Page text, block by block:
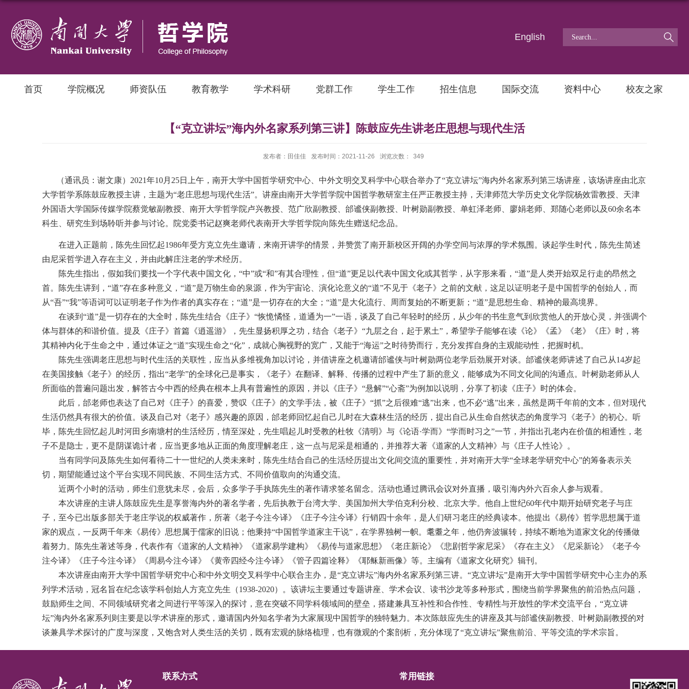
English
首页 学院概况 师资队伍 教育教学 学术科研 党群工作 学生工作 招生信息 国际交流 资料中心 校友之家
【“克立讲坛”海内外名家系列第三讲】陈鼓应先生讲老庄思想与现代生活
发布者：田佳佳 发布时间：2021-11-26 浏览次数： 349
（通讯员：谢文康） 2021年10月 25日上午，南开大学中国哲学研究中心、中外文明交叉科学中心联合举办了“克立讲坛”海内外名家系列第三场讲座，该场讲座由北京
大学哲学系陈鼓应教授主讲，主题为“老庄思想与现代生活”。讲座由南开大学哲学院中国哲学教研室主任严正教授主持，天津师范大学历史文化学院杨效雷教授、天津
外国语大学国际传媒学院蔡觉敏副教授、南开大学哲学院卢兴教授、范广欣副教授、邰谧侠副教授、叶树勋副教授、单虹泽老师、廖娟老师、郑随心老师以及60余名本
科生、研究生到场聆听并参与讨论。院党委书记赵爽老师代表南开大学哲学院向陈先生赠送纪念品。
在进入正题前，陈先生回忆起1986年受方克立先生邀请，来南开讲学的情景，并赞赏了南开新校区开阔的办学空间与浓厚的学术氛围。谈起学生时代，陈先生简述
由尼采哲学进入存在主义，并由此解庄注老的学术经历。
陈先生指出，假如我们要找一个字代表中国文化，“中”或“和”有其合理性，但“道”更足以代表中国文化或其哲学，从字形来看，“道”是人类开始双足行走的昂然之
首。陈先生讲到，“道”存在多种意义，“道”是万物生命的泉源，作为宇宙论、演化论意义的“道”不见于《老子》之前的文献，这足以证明老子是中国哲学的创始人，而
从“吾”“我”等语词可以证明老子作为作者的真实存在；“道”是一切存在的大全；“道”是大化流行、周而复始的不断更新；“道”是思想生命、精神的最高境界。
在谈到“道”是一切存在的大全时，陈先生结合《庄子》“恢恑憰怪，道通为一”一语，谈及了自己年轻时的经历，从少年的书生意气到欣赏他人的开放心灵，并强调个
体与群体的和谐价值。提及《庄子》首篇《逍遥游》，先生显扬积厚之功，结合《老子》“九层之台，起于累土”，希望学子能够在读《论》《孟》《老》《庄》时，将
其精神内化于生命之中，通过体证之“道”实现生命之“化”，成就心胸视野的宽广，又能于“海运”之时待势而行，充分发挥自身的主观能动性，把握时机。
陈先生强调老庄思想与时代生活的关联性，应当从多维视角加以讨论，并借讲座之机邀请邰谧侠与叶树勋两位老学后劲展开对谈。邰谧侠老师讲述了自己从14岁起
在美国接触《老子》的经历，指出“老学”的全球化已是事实，《老子》在翻译、解释、传播的过程中产生了新的意义，能够成为不同文化间的沟通点。叶树勋老师从人
所面临的普遍问题出发，解答古今中西的经典在根本上具有普遍性的原因，并以《庄子》“悬解”“心斋”为例加以说明，分享了初读《庄子》时的体会。
此后，邰老师也表达了自己对《庄子》的喜爱，赞叹《庄子》的文学手法，被《庄子》“抓”之后很难“逃”出来，也不必“逃”出来，虽然是两千年前的文本，但对现代
生活仍然具有很大的价值。谈及自己对《老子》感兴趣的原因，邰老师回忆起自己儿时在大森林生活的经历，提出自己从生命自然状态的角度学习《老子》的初心。听
毕，陈先生回忆起儿时河田乡南塘村的生活经历，情至深处，先生唱起儿时受教的杜牧《清明》与《论语·学而》“学而时习之”一节，并指出孔老内在价值的相通性，老
子不是隐士，更不是阴谋诡计者，应当更多地从正面的角度理解老庄，这一点与尼采是相通的，并推荐大著《道家的人文精神》与《庄子人性论》。
当有同学问及陈先生如何看待二十一世纪的人类未来时，陈先生结合自己的生活经历提出文化间交流的重要性，并对南开大学“全球老学研究中心”的筹备表示关
切，期望能通过这个平台实现不同民族、不同生活方式、不同价值取向的沟通交流。
近两个小时的活动，师生们意犹未尽，会后，众多学子手执陈先生的著作请求签名留念。活动也通过腾讯会议对外直播，吸引海内外六百余人参与观看。
本次讲座的主讲人陈鼓应先生是享誉海内外的著名学者，先后执教于台湾大学、美国加州大学伯克利分校、北京大学。他自上世纪60年代中期开始研究老子与庄
子，至今已出版多部关于老庄学说的权威著作，所著《老子今注今译》《庄子今注今译》行销四十余年，是人们研习老庄的经典读本。他提出《易传》哲学思想属于道
家的观点，一反两千年来《易传》思想属于儒家的旧说；他秉持“中国哲学道家主干说”，在学界独树一帜。耄耋之年，他仍奔波辗转，持续不断地为道家文化的传播做
着努力。陈先生著述等身，代表作有《道家的人文精神》《道家易学建构》《易传与道家思想》《老庄新论》《悲剧哲学家尼采》《存在主义》《尼采新论》《老子今
注今译》《庄子今注今译》《周易今注今译》《黄帝四经今注今译》《管子四篇诠释》《耶稣新画像》等。主编有《道家文化研究》辑刊。
本次讲座由南开大学中国哲学研究中心和中外文明交叉科学中心联合主办，是“克立讲坛”海内外名家系列第三讲。“克立讲坛”是南开大学中国哲学研究中心主办的系
列学术活动，冠名旨在纪念该学科创始人方克立先生（1938-2020）。该讲坛主要通过专题讲座、学术会议、读书沙龙等多种形式，围绕当前学界聚焦的前沿热点问题，
鼓励师生之间、不同领域研究者之间进行平等深入的探讨，意在突破不同学科领域间的壁垒，搭建兼具互补性和合作性、专精性与开放性的学术交流平台，“克立讲
坛”海内外名家系列则主要是以学术讲座的形式，邀请国内外知名学者为大家展现中国哲学的独特魅力。本次陈鼓应先生的讲座及其与邰谧侠副教授、叶树勋副教授的对
谈兼具学术探讨的广度与深度，又饱含对人类生活的关切，既有宏观的脉络梳理，也有微观的个案剖析，充分体现了“克立讲坛”聚焦前沿、平等交流的学术宗旨。
联系方式 常用链接